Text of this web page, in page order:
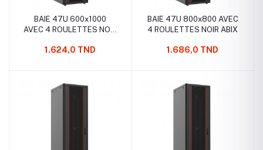
BAIE 47U 600x1000
AVEC 4 ROULETTES NOIR
1.624,0 TND
BAIE 47U 800x800 AVEC
4 ROULETTES NOIR ABIX
1.686,0 TND